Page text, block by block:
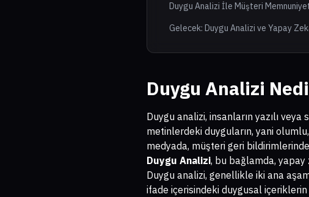
Duygu Analizi İle Müşteri
Gelecek: Duygu Analizi ve Yapay
Duygu Analizi
Duygu analizi, insanların yazılı
metinlerdeki duyguların, yani
medyada, müşteri geri
Duygu Analizi, bu bağlamda,
Duygu analizi, genellikle iki ana
ifade içerisindeki duygusal